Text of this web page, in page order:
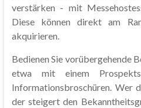
verstärken - mit
Diese können direkt am
akquirieren.
Bedienen Sie vorübergehende
etwa mit einem
Informationsbroschüren. Wer
der steigert den